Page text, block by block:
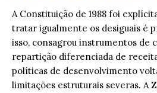
A Constituição de 1988 foi
tratar igualmente os desiguais é
isso, consagrou instrumentos de
repartição diferenciada de
políticas de desenvolvimento
limitações estruturais severas. A